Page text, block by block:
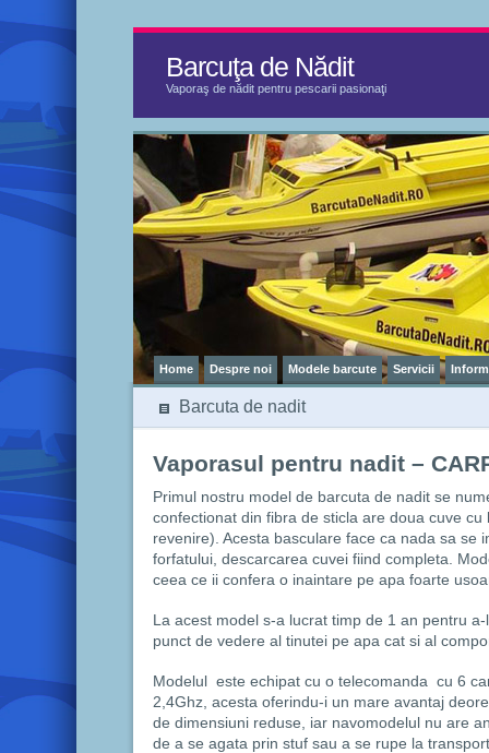
Barcuţa de Nădit
Vaporaş de nădit pentru pescarii pasionaţi
Home Despre noi Modele barcute Servicii
Barcuta de nadit
Vaporasul pentru nadit –
Primul nostru model de barcuta de nadit se
confectionat din fibra de sticla are doua cuve
revenire). Acesta basculare face ca nada sa se
forfatului, descarcarea cuvei fiind completa.
ceea ce ii confera o inaintare pe apa foarte
La acest model s-a lucrat timp de 1 an pentru
punct de vedere al tinutei pe apa cat si al
Modelul este echipat cu o telecomanda cu 6
2,4Ghz, acesta oferindu-i un mare avantaj
de dimensiuni reduse, iar navomodelul nu are
de a se agata prin stuf sau a se rupe la